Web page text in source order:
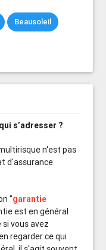
Beausoleil
s’adresser ?
n'est pas
d'assurance
"garantie
est en général
vous avez
regarder ce qui